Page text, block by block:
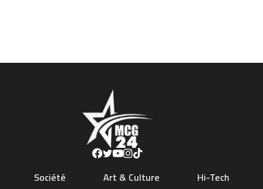
Société
Art & Culture
Hi-Tech